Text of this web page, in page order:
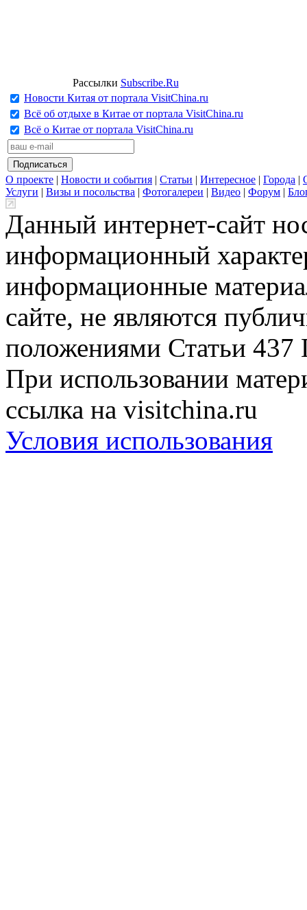
Рассылки Subscribe.Ru
Новости Китая от портала VisitChina.ru
Всё об отдыхе в Китае от портала VisitChina.ru
Всё о Китае от портала VisitChina.ru
О проекте | Новости и события | Статьи | Интересное | Города |
Услуги | Визы и посольства | Фотогалереи | Видео | Форум |
Данный интернет-сайт
информационный
информационные
сайте, не являются
положениями Статьи 437
При использовании
ссылка на visitchina.ru
Условия использования